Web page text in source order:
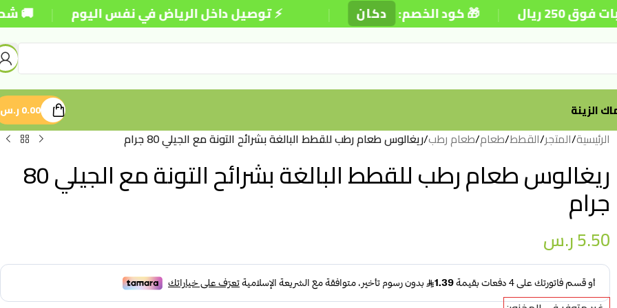
⚡ توصيل داخل الرياض في نفس اليوم | 🚚 شحن | 🎁 كود الخصم: دكان |
الزينة 0.00ر.س
الرئيسية/المتجر/القطط/طعام/طعام رطب/ريغالوس طعام رطب للقطط البالغة بشرائح التونة مع الجيلي 80 جرام
ريغالوس طعام رطب للقطط البالغة بشرائح التونة مع الجيلي 80
جرام
5.50ر.س